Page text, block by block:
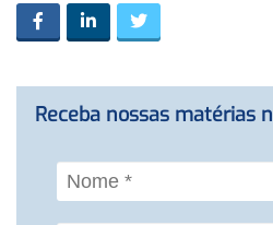
Receba nossas matérias